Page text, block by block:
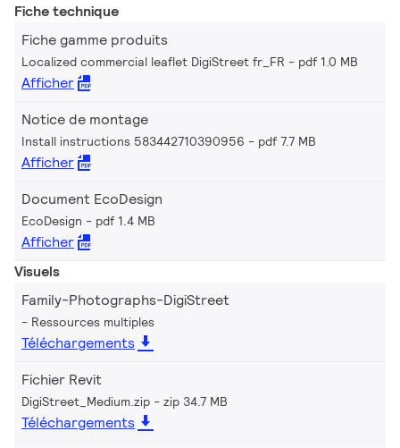
Fiche technique
Fiche gamme produits
Localized commercial leaflet DigiStreet fr_FR pdf 1.0 MB
Afficher
Notice de montage
Install instructions 583442710390956 pdf 7.7 MB
Afficher
Document EcoDesign
EcoDesign pdf 1.4 MB
Afficher
Visuels
Family-Photographs-DigiStreet
Ressources multiples
Téléchargements
Fichier Revit
DigiStreet_Medium.zip zip 34.7 MB
Téléchargements